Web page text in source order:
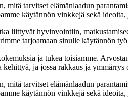
tarvitset elämänlaadun
käytännön vinkkejä sekä
liittyvät hyvinvointiin,
tarjoamaan sinulle käytännön
ja tukea toisiamme.
ja jossa rakkaus ja ymmärrys
tarvitset elämänlaadun
käytännön vinkkejä sekä